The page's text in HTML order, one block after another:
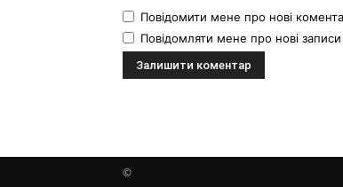
Повідомити мене про нові
Повідомляти мене про нові
©